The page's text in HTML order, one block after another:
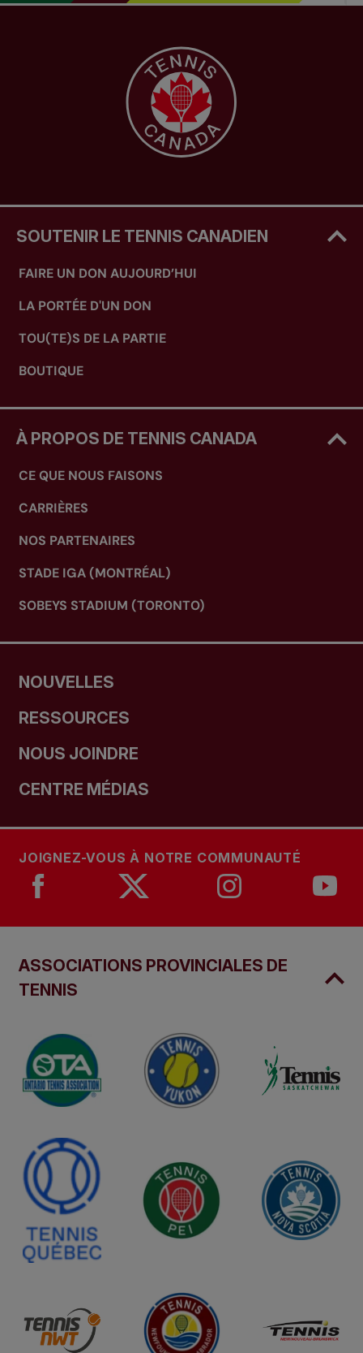
SOUTENIR LE TENNIS CANADIEN
FAIRE UN DON AUJOURD’HUI
LA PORTÉE D'UN DON
TOU(TE)S DE LA PARTIE
BOUTIQUE
À PROPOS DE TENNIS CANADA
CE QUE NOUS FAISONS
CARRIÈRES
NOS PARTENAIRES
STADE IGA (MONTRÉAL)
SOBEYS STADIUM (TORONTO)
NOUVELLES
RESSOURCES
NOUS JOINDRE
CENTRE MÉDIAS
JOIGNEZ-VOUS À NOTRE COMMUNAUTÉ
ASSOCIATIONS PROVINCIALES DE
TENNIS